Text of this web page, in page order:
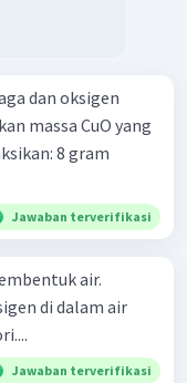
dan oksigen
massa CuO yang
8 gram
Jawaban terverifikasi
air.
di dalam air
Jawaban terverifikasi